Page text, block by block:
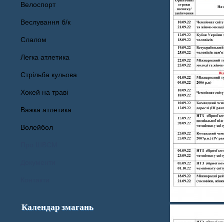
Велоспорт
Веслування б/к
Cлалом
Легка атлетика
Стрільба кульова
Хокей на траві
Важка атлетика
Волейбол
Календар змагань